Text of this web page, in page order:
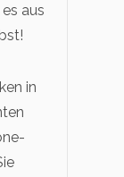
aus
in